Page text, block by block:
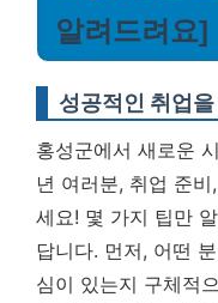
알려드려요]
성공적인 취업
홍성군에서 새로운
년 여러분, 취업 준
세요! 몇 가지 팁만
답니다. 먼저, 어떤
심이 있는지 구체적